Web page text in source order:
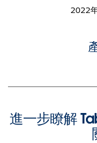
2022
進一步瞭解